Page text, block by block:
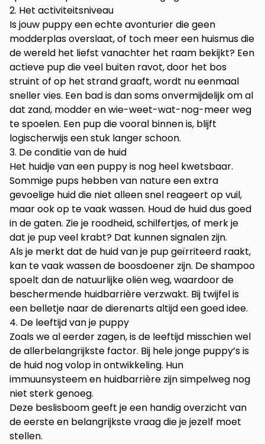
2. Het activiteitsniveau
Is jouw puppy een echte avonturier die geen
modderplas overslaat, of toch meer een huismus die
de wereld het liefst vanachter het raam bekijkt? Een
actieve pup die veel buiten ravot, door het bos
struint of op het strand graaft, wordt nu eenmaal
sneller vies. Een bad is dan soms onvermijdelijk om al
dat zand, modder en wie-weet-wat-nog-meer weg
te spoelen. Een pup die vooral binnen is, blijft
logischerwijs een stuk langer schoon.
3. De conditie van de huid
Het huidje van een puppy is nog heel kwetsbaar.
Sommige pups hebben van nature een extra
gevoelige huid die niet alleen snel reageert op vuil,
maar ook op te vaak wassen. Houd de huid dus goed
in de gaten. Zie je roodheid, schilfertjes, of merk je
dat je pup veel krabt? Dat kunnen signalen zijn.
Als je merkt dat de huid van je pup geïrriteerd raakt,
kan te vaak wassen de boosdoener zijn. De shampoo
spoelt dan de natuurlijke oliën weg, waardoor de
beschermende huidbarrière verzwakt. Bij twijfel is
een belletje naar de dierenarts altijd een goed idee.
4. De leeftijd van je puppy
Zoals we al eerder zagen, is de leeftijd misschien wel
de allerbelangrijkste factor. Bij hele jonge puppy’s is
de huid nog volop in ontwikkeling. Hun
immuunsysteem en huidbarrière zijn simpelweg nog
niet sterk genoeg.
Deze beslisboom geeft je een handig overzicht van
de eerste en belangrijkste vraag die je jezelf moet
stellen.